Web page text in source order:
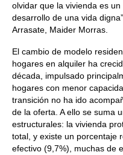
olvidar que la vivienda es
desarrollo de una vida
Arrasate, Maider Morras.
El cambio de modelo
hogares en alquiler ha
década, impulsado
hogares con menor
transición no ha ido
de la oferta. A ello se suma
estructurales: la vivienda
total, y existe un porcentaje
efectivo (9,7%), muchas de